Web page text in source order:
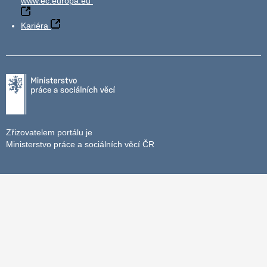
Kariéra
Zřizovatelem portálu je
Ministerstvo práce a sociálních věcí ČR